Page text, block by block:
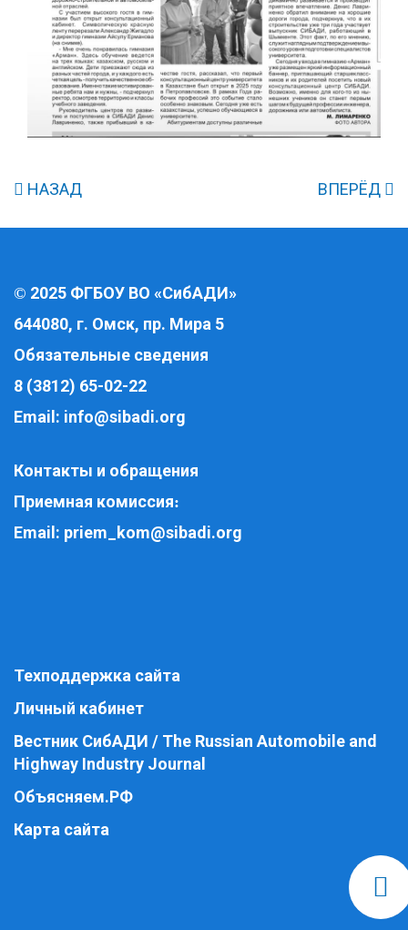
НАЗАД ВПЕРЁД
© 2025 ФГБОУ ВО «СибАДИ»
644080, г. Омск, пр. Мира 5
Обязательные сведения
8 (3812) 65-02-22
Email: info@sibadi.org
Контакты и обращения
Приемная комиссия:
Email: priem_kom@sibadi.org
Техподдержка сайта
Личный кабинет
Вестник СибАДИ / The Russian Automobile and
Highway Industry Journal
Объясняем.РФ
Карта сайта